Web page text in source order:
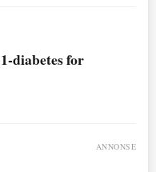
diabetes for
ANNONSE